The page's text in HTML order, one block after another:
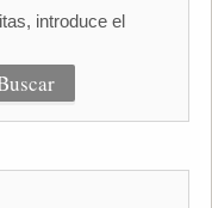
introduce el